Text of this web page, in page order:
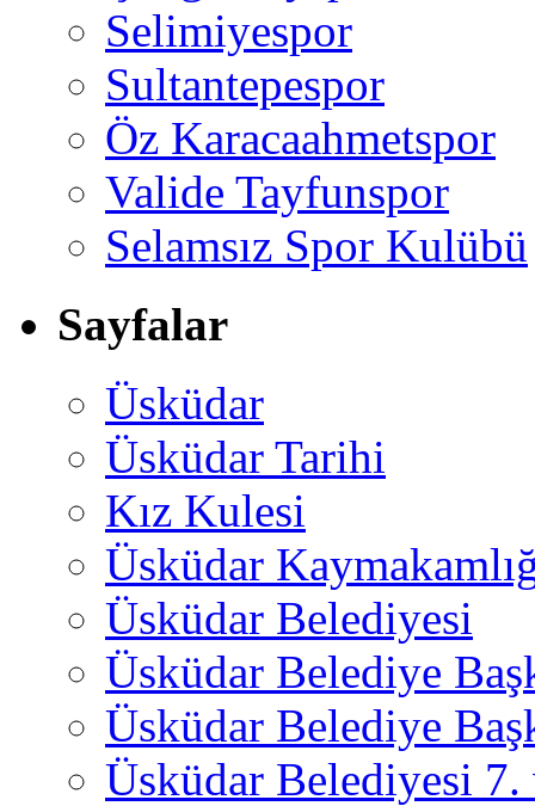
Selimiyespor
Sultantepespor
Öz Karacaahmetspor
Valide Tayfunspor
Selamsız Spor Kulübü
Sayfalar
Üsküdar
Üsküdar Tarihi
Kız Kulesi
Üsküdar
Üsküdar Belediyesi
Üsküdar Belediye
Üsküdar Belediye
Üsküdar Belediyesi